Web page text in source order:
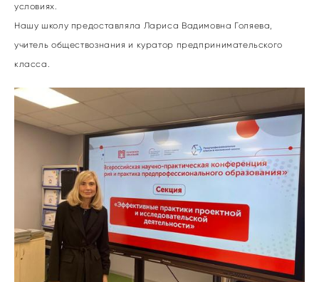
условиях.
Нашу школу предоставляла Лариса Вадимовна Голяева,
учитель обществознания и куратор предпринимательского
класса.